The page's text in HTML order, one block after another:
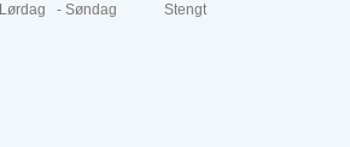
Lørdag - Søndag Stengt